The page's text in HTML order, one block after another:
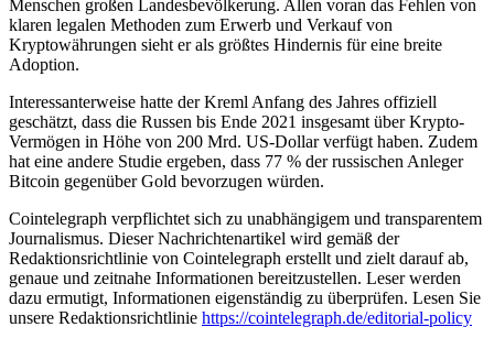
Menschen großen Landesbevölkerung. Allen voran das Fehlen von
klaren legalen Methoden zum Erwerb und Verkauf von
Kryptowährungen sieht er als größtes Hindernis für eine breite
Adoption.
Interessanterweise hatte der Kreml Anfang des Jahres offiziell
geschätzt, dass die Russen bis Ende 2021 insgesamt über Krypto-
Vermögen in Höhe von 200 Mrd. US-Dollar verfügt haben. Zudem
hat eine andere Studie ergeben, dass 77 % der russischen Anleger
Bitcoin gegenüber Gold bevorzugen würden.
Cointelegraph verpflichtet sich zu unabhängigem und transparentem
Journalismus. Dieser Nachrichtenartikel wird gemäß der
Redaktionsrichtlinie von Cointelegraph erstellt und zielt darauf ab,
genaue und zeitnahe Informationen bereitzustellen. Leser werden
dazu ermutigt, Informationen eigenständig zu überprüfen. Lesen Sie
unsere Redaktionsrichtlinie https://cointelegraph.de/editorial-policy